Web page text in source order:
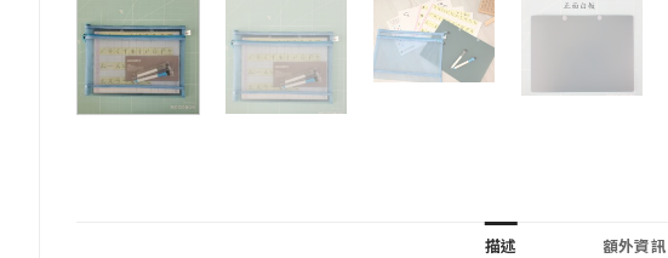
描述 額外資訊